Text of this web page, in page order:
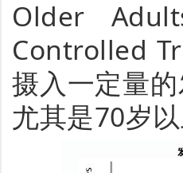
Older
Controlled
摄入一定量
尤其是70岁